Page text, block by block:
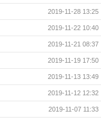
2019-11-28 13:25
2019-11-22 10:40
2019-11-21 08:37
2019-11-19 17:50
2019-11-13 13:49
2019-11-12 12:32
2019-11-07 11:33